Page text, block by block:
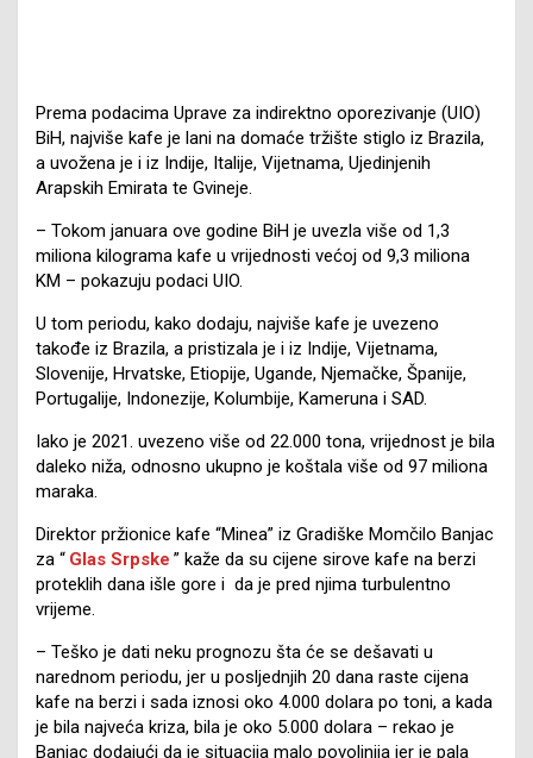
Prema podacima Uprave za indirektno oporezivanje (UIO)
BiH, najviše kafe je lani na domaće tržište stiglo iz Brazila,
a uvožena je i iz Indije, Italije, Vijetnama, Ujedinjenih
Arapskih Emirata te Gvineje.
– Tokom januara ove godine BiH je uvezla više od 1,3
miliona kilograma kafe u vrijednosti većoj od 9,3 miliona
KM – pokazuju podaci UIO.
U tom periodu, kako dodaju, najviše kafe je uvezeno
takođe iz Brazila, a pristizala je i iz Indije, Vijetnama,
Slovenije, Hrvatske, Etiopije, Ugande, Njemačke, Španije,
Portugalije, Indonezije, Kolumbije, Kameruna i SAD.
Iako je 2021. uvezeno više od 22.000 tona, vrijednost je bila
daleko niža, odnosno ukupno je koštala više od 97 miliona
maraka.
Direktor pržionice kafe “Minea” iz Gradiške Momčilo Banjac
za “ Glas Srpske ” kaže da su cijene sirove kafe na berzi
proteklih dana išle gore i da je pred njima turbulentno
vrijeme.
– Teško je dati neku prognozu šta će se dešavati u
narednom periodu, jer u posljednjih 20 dana raste cijena
kafe na berzi i sada iznosi oko 4.000 dolara po toni, a kada
je bila najveća kriza, bila je oko 5.000 dolara – rekao je
Banjac dodajući da je situacija malo povoljnija jer je pala